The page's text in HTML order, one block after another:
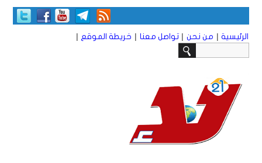
الرئيسية | من نحن | تواصل معنا | خريطة الموقع |